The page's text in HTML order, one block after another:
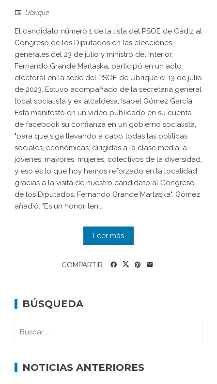
Ubrique
El candidato número 1 de la lista del PSOE de Cádiz al
Congreso de los Diputados en las elecciones
generales del 23 de julio y ministro del Interior,
Fernando Grande Marlaska, participó en un acto
electoral en la sede del PSOE de Ubrique el 13 de julio
de 2023. Estuvo acompañado de la secretaria general
local socialista y ex alcaldesa, Isabel Gómez García.
Esta manifestó en un vídeo publicado en su cuenta
de facebook su confianza en un gobierno socialista,
"para que siga llevando a cabo todas las políticas
sociales, económicas, dirigidas a la clase media, a
jóvenes, mayores, mujeres, colectivos de la diversidad,
y eso es lo que hoy hemos reforzado en la localidad
gracias a la visita de nuestro candidato al Congreso
de los Diputados, Fernando Grande Marlaska". Gómez
añadió: "Es un honor ten...
Leer más
COMPARTIR
BÚSQUEDA
NOTICIAS ANTERIORES